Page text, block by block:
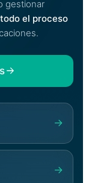
gestionar
el proceso
→
→